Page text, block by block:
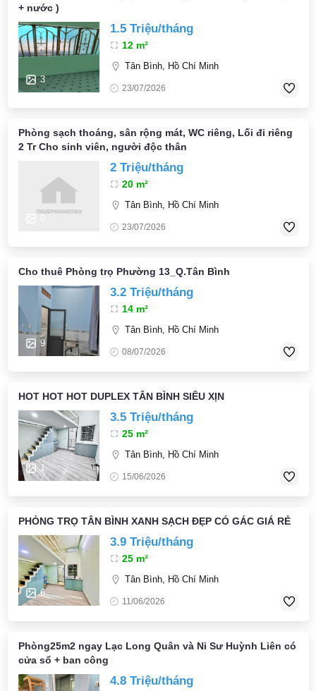
+ nước )
3
1.5 Triệu/tháng
12 m²
Tân Bình, Hồ Chí Minh
23/07/2026
Phòng sạch thoáng, sân rộng mát, WC riêng, Lối đi riêng
2 Tr Cho sinh viên, người độc thân
2 Triệu/tháng
20 m²
Tân Bình, Hồ Chí Minh
23/07/2026
Cho thuê Phòng trọ Phường 13_Q.Tân Bình
9
3.2 Triệu/tháng
14 m²
Tân Bình, Hồ Chí Minh
08/07/2026
HOT HOT HOT DUPLEX TÂN BÌNH SIÊU XỊN
1
3.5 Triệu/tháng
25 m²
Tân Bình, Hồ Chí Minh
15/06/2026
PHỎNG TRỌ TÂN BÌNH XANH SẠCH ĐẸP CÓ GÁC GIÁ RẺ
6
3.9 Triệu/tháng
25 m²
Tân Bình, Hồ Chí Minh
11/06/2026
Phòng25m2 ngay Lạc Long Quân và Ni Sư Huỳnh Liên có
cửa sổ + ban công
4.8 Triệu/tháng